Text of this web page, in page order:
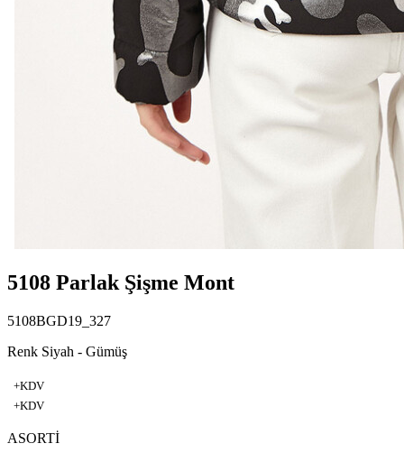
5108 Parlak Şişme Mont
5108BGD19_327
Renk Siyah - Gümüş
+KDV
+KDV
ASORTİ